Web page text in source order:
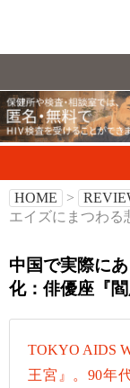
HOME >
エイズにまつわる
中国で実際に
化：俳優座『閻
TOKYO AIDS
王宮』。90年